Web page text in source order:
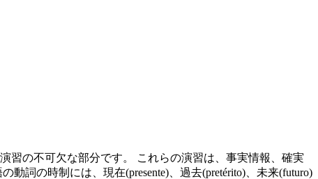
習の不可欠な部分です。 これらの演習は、事実情報、確実
詞の時制には、現在(presente)、過去(pretérito)、未来(futuro)